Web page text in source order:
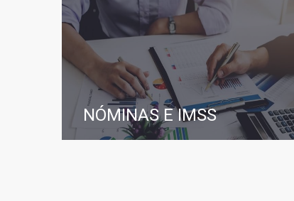
NÓMINAS E IMSS